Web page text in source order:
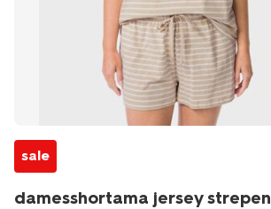
sale
damesshortama jersey strepen